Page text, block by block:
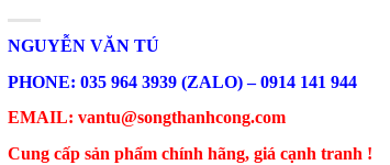
NGUYỄN VĂN TÚ
PHONE: 035 964 3939 (ZALO) – 0914 141 944
EMAIL: vantu@songthanhcong.com
Cung cấp sản phẩm chính hãng, giá cạnh tranh !